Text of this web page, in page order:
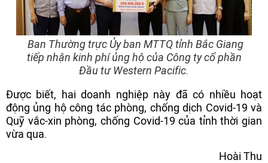
Ban Thường trực Ủy ban MTTQ tỉnh Bắc Giang
tiếp nhận kinh phí ủng hộ của Công ty cổ phần
Đầu tư Western Pacific.
Được biết, hai doanh nghiệp này đã có nhiều hoạt
động ủng hộ công tác phòng, chống dịch Covid-19 và
Quỹ vắc-xin phòng, chống Covid-19 của tỉnh thời gian
vừa qua.
Hoài Thu